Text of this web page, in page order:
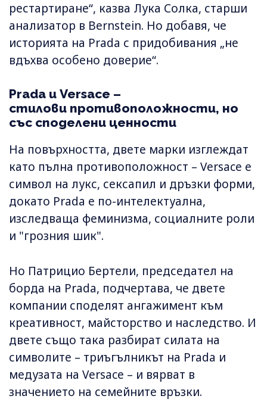
рестартиране“, казва Лука Солка, старши
анализатор в Bernstein. Но добавя, че
историята на Prada с придобивания „не
вдъхва особено доверие“.
Prada и Versace –
стилови противоположности, но
със споделени ценности
На повърхността, двете марки изглеждат
като пълна противоположност – Versace е
символ на лукс, сексапил и дръзки форми,
докато Prada е по-интелектуална,
изследваща феминизма, социалните роли
и "грозния шик".
Но Патрицио Бертели, председател на
борда на Prada, подчертава, че двете
компании споделят ангажимент към
креативност, майсторство и наследство. И
двете също така разбират силата на
символите – триъгълникът на Prada и
медузата на Versace – и вярват в
значението на семейните връзки.